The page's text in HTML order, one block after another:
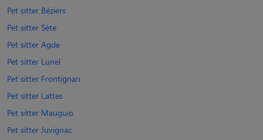
Pet sitter Béziers
Pet sitter Sète
Pet sitter Agde
Pet sitter Lunel
Pet sitter Frontignan
Pet sitter Lattes
Pet sitter Mauguio
Pet sitter Juvignac